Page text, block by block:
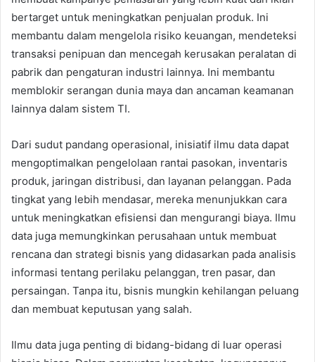
bertarget untuk meningkatkan penjualan produk. Ini
membantu dalam mengelola risiko keuangan, mendeteksi
transaksi penipuan dan mencegah kerusakan peralatan di
pabrik dan pengaturan industri lainnya. Ini membantu
memblokir serangan dunia maya dan ancaman keamanan
lainnya dalam sistem TI.
Dari sudut pandang operasional, inisiatif ilmu data dapat
mengoptimalkan pengelolaan rantai pasokan, inventaris
produk, jaringan distribusi, dan layanan pelanggan. Pada
tingkat yang lebih mendasar, mereka menunjukkan cara
untuk meningkatkan efisiensi dan mengurangi biaya. Ilmu
data juga memungkinkan perusahaan untuk membuat
rencana dan strategi bisnis yang didasarkan pada analisis
informasi tentang perilaku pelanggan, tren pasar, dan
persaingan. Tanpa itu, bisnis mungkin kehilangan peluang
dan membuat keputusan yang salah.
Ilmu data juga penting di bidang-bidang di luar operasi